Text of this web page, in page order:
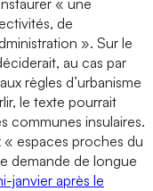
de
». Sur le
au cas par
règles d’urbanisme
le texte pourrait
communes insulaires.
« espaces proches du
demande de longue
janvier après le